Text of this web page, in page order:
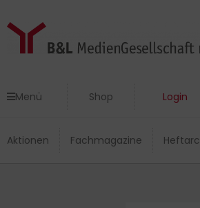
Inhalt
Menü Shop Login
Aktionen Fachmagazine
Menü Shop Login
Aktionen Fachmagazine